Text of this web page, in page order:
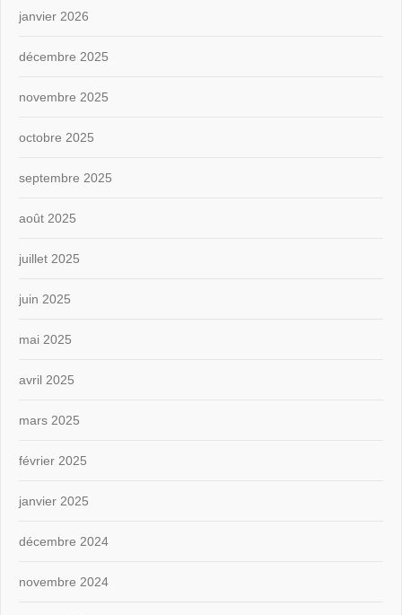
janvier 2026
décembre 2025
novembre 2025
octobre 2025
septembre 2025
août 2025
juillet 2025
juin 2025
mai 2025
avril 2025
mars 2025
février 2025
janvier 2025
décembre 2024
novembre 2024